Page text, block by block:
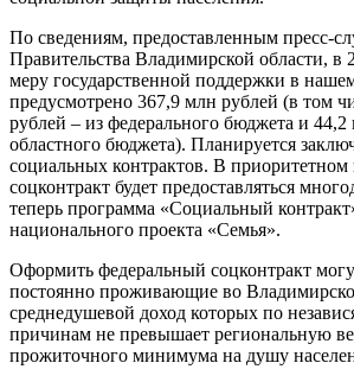
По сведениям, предоставленным пресс-
Правительства Владимирской области, в
меру государственной поддержки в
предусмотрено 367,9 млн рублей (в том
рублей – из федерального бюджета и
областного бюджета). Планируется
социальных контрактов. В приоритетном
соцконтракт будет предоставляться
теперь программа «Социальный
национального проекта «Семья».
Оформить федеральный соцконтракт
постоянно проживающие во
среднедушевой доход которых по
причинам не превышает региональную
прожиточного минимума на душу